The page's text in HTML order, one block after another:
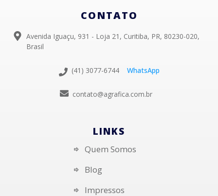
CONTATO
Avenida Iguaçu, 931 - Loja 21, Curitiba, PR, 80230-020,
Brasil
(41) 3077-6744 WhatsApp
contato@agrafica.com.br
LINKS
Quem Somos
Blog
Impressos